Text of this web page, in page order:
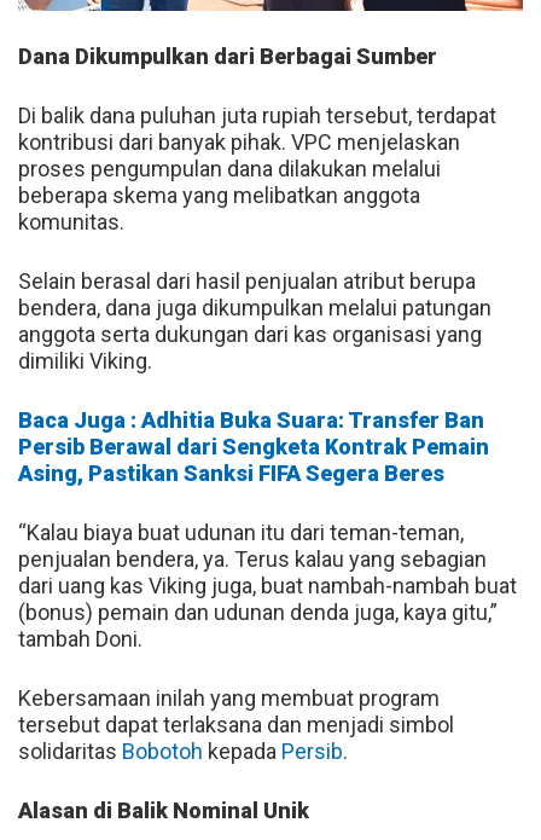
Dana Dikumpulkan dari Berbagai Sumber
Di balik dana puluhan juta rupiah tersebut, terdapat
kontribusi dari banyak pihak. VPC menjelaskan
proses pengumpulan dana dilakukan melalui
beberapa skema yang melibatkan anggota
komunitas.
Selain berasal dari hasil penjualan atribut berupa
bendera, dana juga dikumpulkan melalui patungan
anggota serta dukungan dari kas organisasi yang
dimiliki Viking.
Baca Juga : Adhitia Buka Suara: Transfer Ban
Persib Berawal dari Sengketa Kontrak Pemain
Asing, Pastikan Sanksi FIFA Segera Beres
“Kalau biaya buat udunan itu dari teman-teman,
penjualan bendera, ya. Terus kalau yang sebagian
dari uang kas Viking juga, buat nambah-nambah buat
(bonus) pemain dan udunan denda juga, kaya gitu,”
tambah Doni.
Kebersamaan inilah yang membuat program
tersebut dapat terlaksana dan menjadi simbol
solidaritas Bobotoh kepada Persib.
Alasan di Balik Nominal Unik